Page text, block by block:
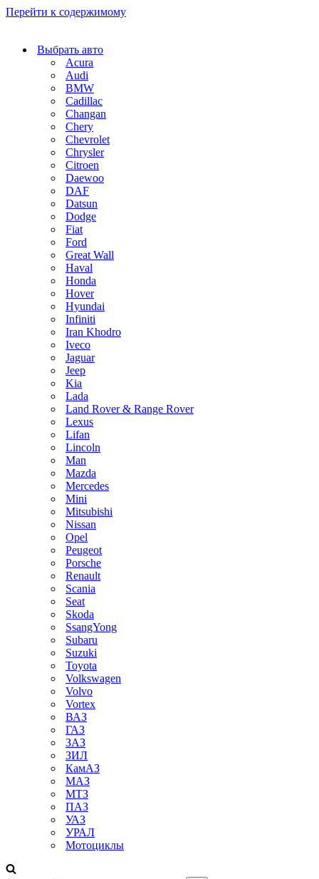
Перейти к содержимому
Выбрать авто
Acura
Audi
BMW
Cadillac
Changan
Chery
Chevrolet
Chrysler
Citroen
Daewoo
DAF
Datsun
Dodge
Fiat
Ford
Great Wall
Haval
Honda
Hover
Hyundai
Infiniti
Iran Khodro
Iveco
Jaguar
Jeep
Kia
Lada
Land Rover & Range Rover
Lexus
Lifan
Lincoln
Man
Mazda
Mercedes
Mini
Mitsubishi
Nissan
Opel
Peugeot
Porsche
Renault
Scania
Seat
Skoda
SsangYong
Subaru
Suzuki
Toyota
Volkswagen
Volvo
Vortex
ВАЗ
ГАЗ
ЗАЗ
ЗИЛ
КамАЗ
МАЗ
МТЗ
ПАЗ
УАЗ
УРАЛ
Мотоциклы